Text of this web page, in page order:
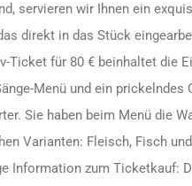
servieren wir Ihnen ein
direkt in das Stück
Ticket für 80 € beinhaltet die
Menü und ein prickelndes
Sie haben beim Menü die
Varianten: Fleisch, Fisch
Information zum Ticketkauf: